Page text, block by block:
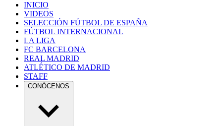
INICIO
VIDEOS
SELECCIÓN FÚTBOL DE ESPAÑA
FÚTBOL INTERNACIONAL
LA LIGA
FC BARCELONA
REAL MADRID
ATLÉTICO DE MADRID
STAFF
CONÓCENOS